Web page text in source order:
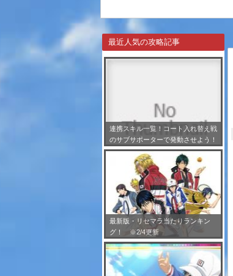
最近人気の攻略記事
連携スキル一覧！コート入れ替え戦
のサブサポーターで発動させよう！
※7/24更新
最新版・リセマラ当たりランキン
グ！ ※2/4更新